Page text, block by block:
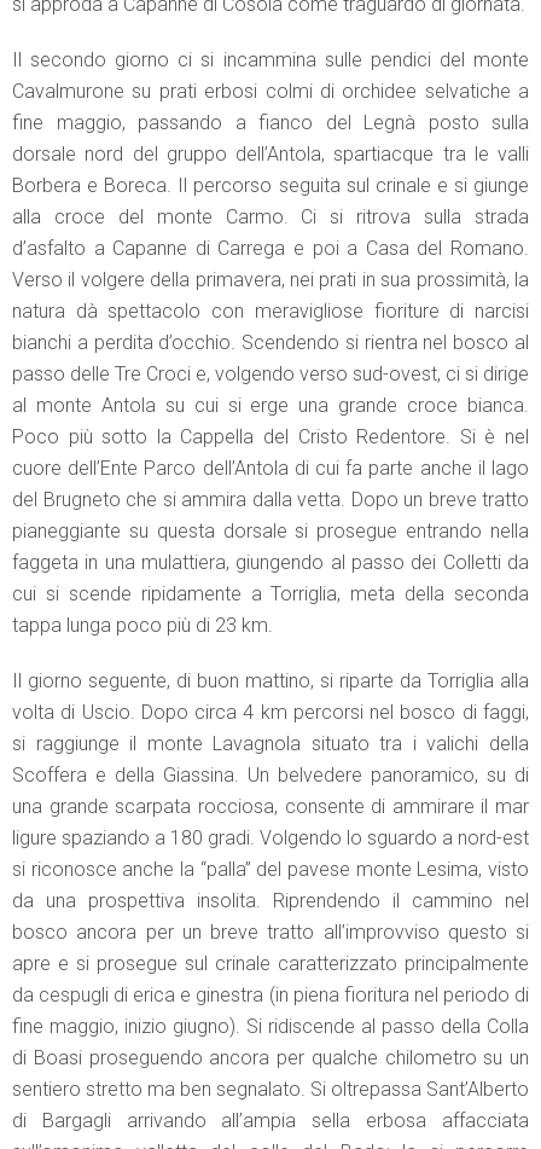
Il secondo giorno ci si incammina sulle pendici del monte
Cavalmurone su prati erbosi colmi di orchidee selvatiche a
fine maggio, passando a fianco del Legnà posto sulla
dorsale nord del gruppo dell’Antola, spartiacque tra le valli
Borbera e Boreca. Il percorso seguita sul crinale e si giunge
alla croce del monte Carmo. Ci si ritrova sulla strada
d’asfalto a Capanne di Carrega e poi a Casa del Romano.
Verso il volgere della primavera, nei prati in sua prossimità, la
natura dà spettacolo con meravigliose fioriture di narcisi
bianchi a perdita d’occhio. Scendendo si rientra nel bosco al
passo delle Tre Croci e, volgendo verso sud-ovest, ci si dirige
al monte Antola su cui si erge una grande croce bianca.
Poco più sotto la Cappella del Cristo Redentore. Si è nel
cuore dell’Ente Parco dell’Antola di cui fa parte anche il lago
del Brugneto che si ammira dalla vetta. Dopo un breve tratto
pianeggiante su questa dorsale si prosegue entrando nella
faggeta in una mulattiera, giungendo al passo dei Colletti da
cui si scende ripidamente a Torriglia, meta della seconda
tappa lunga poco più di 23 km.
Il giorno seguente, di buon mattino, si riparte da Torriglia alla
volta di Uscio. Dopo circa 4 km percorsi nel bosco di faggi,
si raggiunge il monte Lavagnola situato tra i valichi della
Scoffera e della Giassina. Un belvedere panoramico, su di
una grande scarpata rocciosa, consente di ammirare il mar
ligure spaziando a 180 gradi. Volgendo lo sguardo a nord-est
si riconosce anche la “palla” del pavese monte Lesima, visto
da una prospettiva insolita. Riprendendo il cammino nel
bosco ancora per un breve tratto all’improvviso questo si
apre e si prosegue sul crinale caratterizzato principalmente
da cespugli di erica e ginestra (in piena fioritura nel periodo di
fine maggio, inizio giugno). Si ridiscende al passo della Colla
di Boasi proseguendo ancora per qualche chilometro su un
sentiero stretto ma ben segnalato. Si oltrepassa Sant’Alberto
di Bargagli arrivando all’ampia sella erbosa affacciata